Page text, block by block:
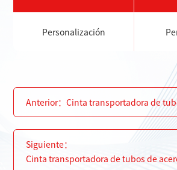
Personalización
Anterior：Cinta transportadora de
Siguiente：
Cinta transportadora de tubos de